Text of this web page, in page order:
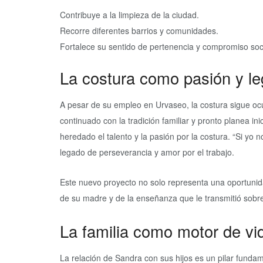
Contribuye a la limpieza de la ciudad.
Recorre diferentes barrios y comunidades.
Fortalece su sentido de pertenencia y compromiso
La costura como pasión y
A pesar de su empleo en Urvaseo, la costura sigue
continuado con la tradición familiar y pronto planea
heredado el talento y la pasión por la costura. “Si yo
legado de perseverancia y amor por el trabajo.
Este nuevo proyecto no solo representa una
de su madre y de la enseñanza que le transmitió
La familia como motor de
La relación de Sandra con sus hijos es un pilar